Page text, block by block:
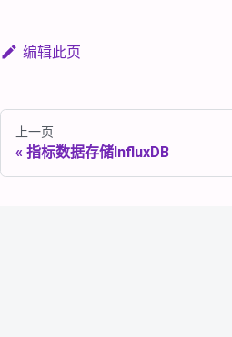
编辑此页
上一页
指标数据存储InfluxDB